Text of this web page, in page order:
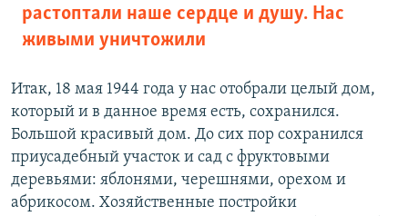
растоптали наше сердце и душу. Нас
живыми уничтожили
Итак, 18 мая 1944 года у нас отобрали целый дом,
который и в данное время есть, сохранился.
Большой красивый дом. До сих пор сохранился
приусадебный участок и сад с фруктовыми
деревьями: яблонями, черешнями, орехом и
абрикосом. Хозяйственные постройки